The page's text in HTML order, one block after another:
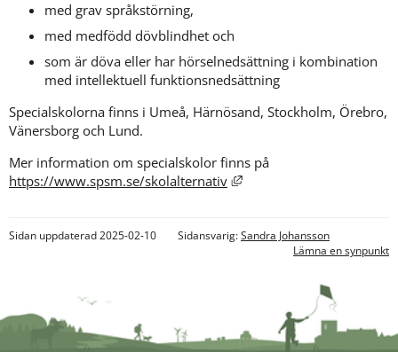
med grav språkstörning,
med medfödd dövblindhet och
som är döva eller har hörselnedsättning i kombination
med intellektuell funktionsnedsättning
Specialskolorna finns i Umeå, Härnösand, Stockholm, Örebro,
Vänersborg och Lund.
https://www.spsm.se/skolalternativ
Länk till annan
Sidan uppdaterad 2025-02-10 Sidansvarig:Sandra Johansson
Lämna en synpunkt